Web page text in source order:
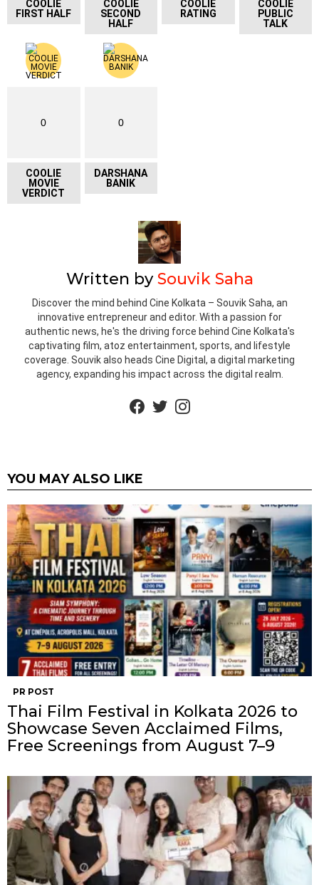
COOLIE
FIRST HALF
COOLIE
SECOND
HALF
COOLIE
RATING
COOLIE
PUBLIC
TALK
0
COOLIE
MOVIE
VERDICT
0
DARSHANA
BANIK
Written bySouvik Saha
Discover the mind behind Cine Kolkata – Souvik Saha, an
innovative entrepreneur and editor. With a passion for
authentic news, he's the driving force behind Cine Kolkata's
captivating film, atoz entertainment, sports, and lifestyle
coverage. Souvik also heads Cine Digital, a digital marketing
agency, expanding his impact across the digital realm.
YOU MAY ALSO LIKE
PR POST
Thai Film Festival in Kolkata 2026 to
Showcase Seven Acclaimed Films,
Free Screenings from August 7–9